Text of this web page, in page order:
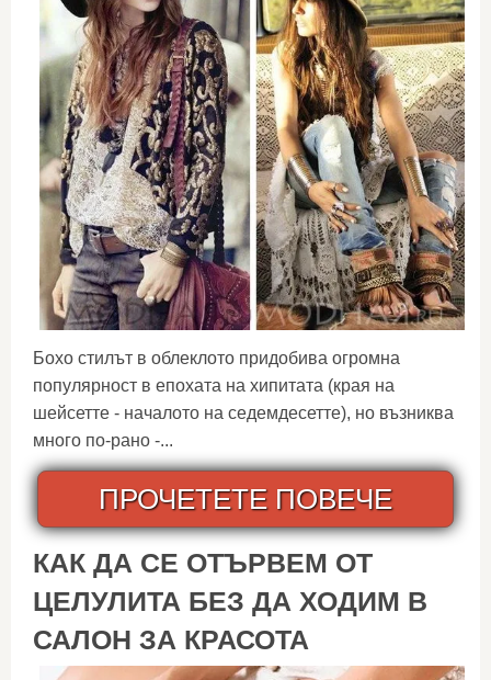
Бохо стилът в облеклото придобива огромна
популярност в епохата на хипитата (края на
шейсетте - началото на седемдесетте), но възниква
много по-рано -...
ПРОЧЕТЕТЕ ПОВЕЧЕ
КАК ДА СЕ ОТЪРВЕМ ОТ
ЦЕЛУЛИТА БЕЗ ДА ХОДИМ В
САЛОН ЗА КРАСОТА